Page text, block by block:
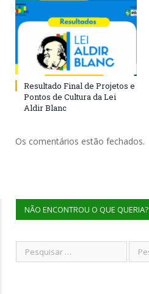
Resultado Final de Projetos e
Pontos de Cultura da Lei
Aldir Blanc
Os comentários estão fechados.
NÃO ENCONTROU O QUE QUERIA?